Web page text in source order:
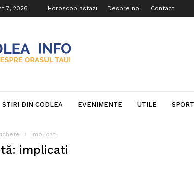
7, 2026 Horoscop astazi Despre noi Contact
STIRI DIN CODLEA EVENIMENTE UTILE SPORT
Implicati
implicati